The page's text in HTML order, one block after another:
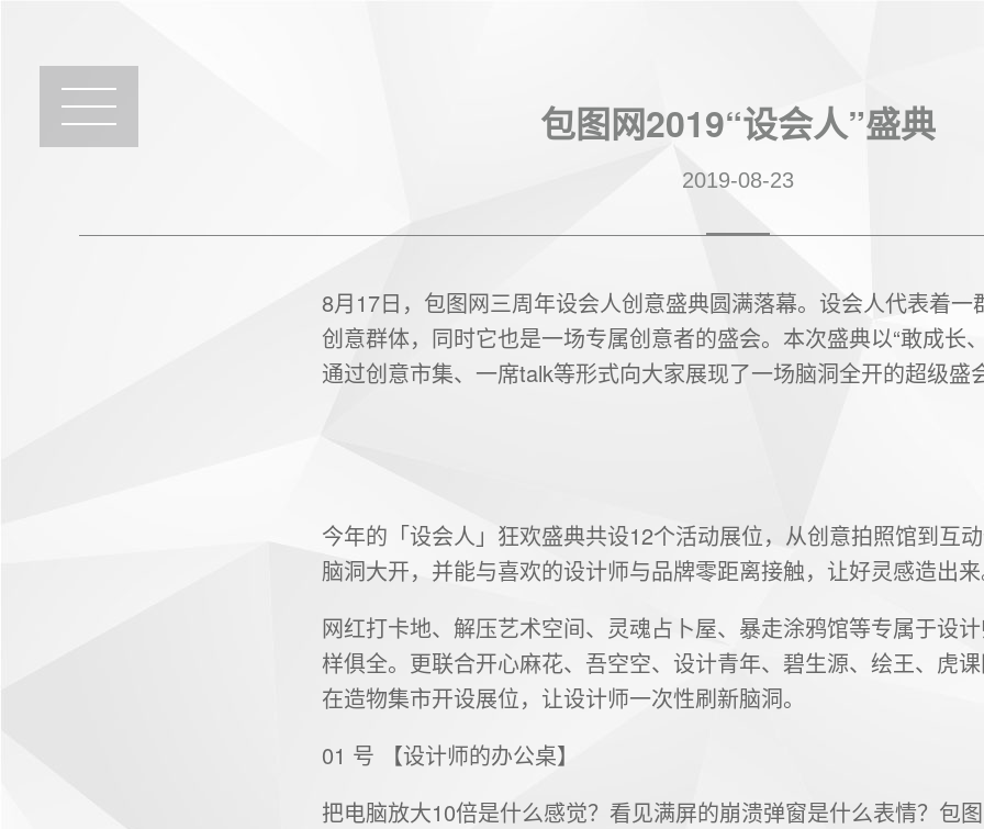
包图网2019“设会人”盛典
2019-08-23
8月17日，包图网三周年设会人创意盛典圆满落幕。设会人代表着一
创意群体，同时它也是一场专属创意者的盛会。本次盛典以“敢成长
通过创意市集、一席talk等形式向大家展现了一场脑洞全开的超级盛
今年的「设会人」狂欢盛典共设12个活动展位，从创意拍照馆到互
脑洞大开，并能与喜欢的设计师与品牌零距离接触，让好灵感造出
网红打卡地、解压艺术空间、灵魂占卜屋、暴走涂鸦馆等专属于设
样俱全。更联合开心麻花、吾空空、设计青年、碧生源、绘王、虎
在造物集市开设展位，让设计师一次性刷新脑洞。
01 号 【设计师的办公桌】
把电脑放大10倍是什么感觉？看见满屏的崩溃弹窗是什么表情？包